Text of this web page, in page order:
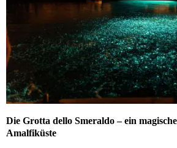
Die Grotta dello Smeraldo – ein
Amalfiküste